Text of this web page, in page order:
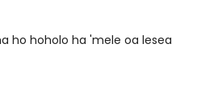
ho hoholo ha 'mele oa lesea